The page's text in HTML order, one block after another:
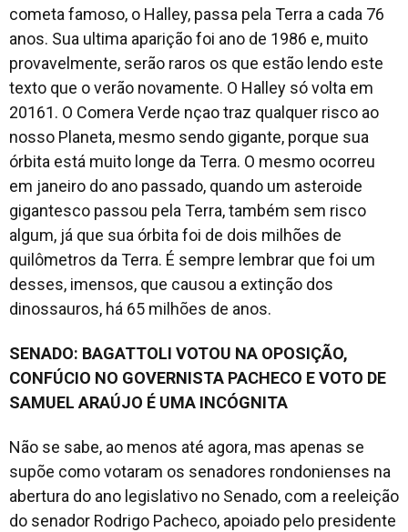
cometa famoso, o Halley, passa pela Terra a cada 76
anos. Sua ultima aparição foi ano de 1986 e, muito
provavelmente, serão raros os que estão lendo este
texto que o verão novamente. O Halley só volta em
20161. O Comera Verde nçao traz qualquer risco ao
nosso Planeta, mesmo sendo gigante, porque sua
órbita está muito longe da Terra. O mesmo ocorreu
em janeiro do ano passado, quando um asteroide
gigantesco passou pela Terra, também sem risco
algum, já que sua órbita foi de dois milhões de
quilômetros da Terra. É sempre lembrar que foi um
desses, imensos, que causou a extinção dos
dinossauros, há 65 milhões de anos.
SENADO: BAGATTOLI VOTOU NA OPOSIÇÃO,
CONFÚCIO NO GOVERNISTA PACHECO E VOTO DE
SAMUEL ARAÚJO É UMA INCÓGNITA
Não se sabe, ao menos até agora, mas apenas se
supõe como votaram os senadores rondonienses na
abertura do ano legislativo no Senado, com a reeleição
do senador Rodrigo Pacheco, apoiado pelo presidente